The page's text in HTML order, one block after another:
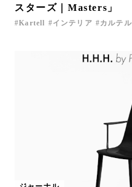
スターズ｜Masters」
Kartell インテリア カルテル